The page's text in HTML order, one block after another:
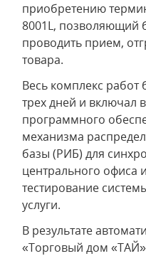
приобретению
8001L, позволяющий
проводить прием,
товара.
Весь комплекс
трех дней и включал
программного
механизма
базы (РИБ) для
центрального офиса
тестирование
услуги.
В результате
«Торговый дом